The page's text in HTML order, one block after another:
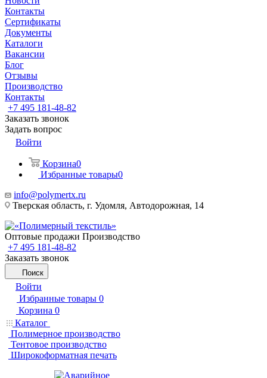
Контакты
Сертификаты
Документы
Каталоги
Вакансии
Блог
Отзывы
Производство
Контакты
+7 495 181-48-82
Заказать звонок
Задать вопрос
Войти
Корзина0
Избранные товары0
info@polymertx.ru
Тверская область, г. Удомля, Автодорожная, 14
Оптовые продажи Производство
+7 495 181-48-82
Заказать звонок
Поиск
Войти
Избранные товары 0
Корзина 0
Каталог
Полимерное производство
Тентовое производство
Широкоформатная печать